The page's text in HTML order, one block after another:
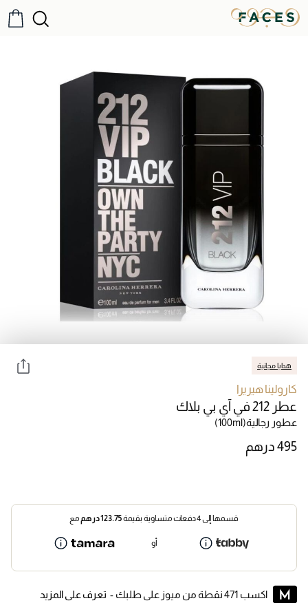
هدايا مجانية
كارولينا هيريرا
عطر 212 في آي بي بلاك
عطور رجالية(100ml)
قسمها إلى 4 دفعات متساوية بقيمة 123.75درهممع
أو
اكسب 471 نقطة من ميوز على طلبك - تعرف على المزيد